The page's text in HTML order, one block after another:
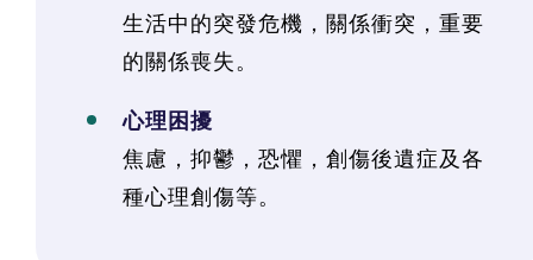
生活中的突發危機，關係衝突，重要
的關係喪失。
心理困擾
焦慮，抑鬱，恐懼，創傷後遺症及各
種心理創傷等。